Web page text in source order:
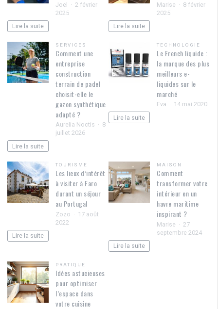
Joel
2 février
2025
Lire la suite
Marise
8 février
2025
Lire la suite
SERVICES
Comment une
entreprise
construction
terrain de padel
choisit-elle le
gazon synthétique
adapté ?
Aurelia Noctis
8
juillet 2026
Lire la suite
TECHNOLOGIE
Le French liquide :
la marque des plus
meilleurs e-
liquides sur le
marché
Eva
14 mai 2020
Lire la suite
TOURISME
Les lieux d’intérêt
à visiter à Faro
durant un séjour
au Portugal
Zozo
17 août
2022
Lire la suite
MAISON
Comment
transformer votre
intérieur en un
havre maritime
inspirant ?
Marise
27
septembre 2024
Lire la suite
PRATIQUE
Idées astucieuses
pour optimiser
l’espace dans
votre cuisine